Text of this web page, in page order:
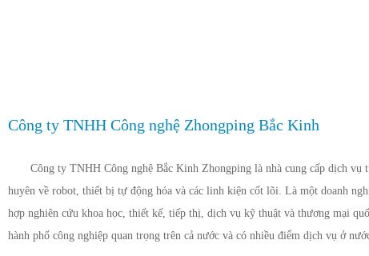
Công ty TNHH Công nghệ Zhongping Bắc Kinh
Công ty TNHH Công nghệ Bắc Kinh Zhongping là nhà cung cấp dịch vụ
huyên về robot, thiết bị tự động hóa và các linh kiện cốt lõi. Là một doanh
hợp nghiên cứu khoa học, thiết kế, tiếp thị, dịch vụ kỹ thuật và thương mại
hành phố công nghiệp quan trọng trên cả nước và có nhiều điểm dịch vụ ở